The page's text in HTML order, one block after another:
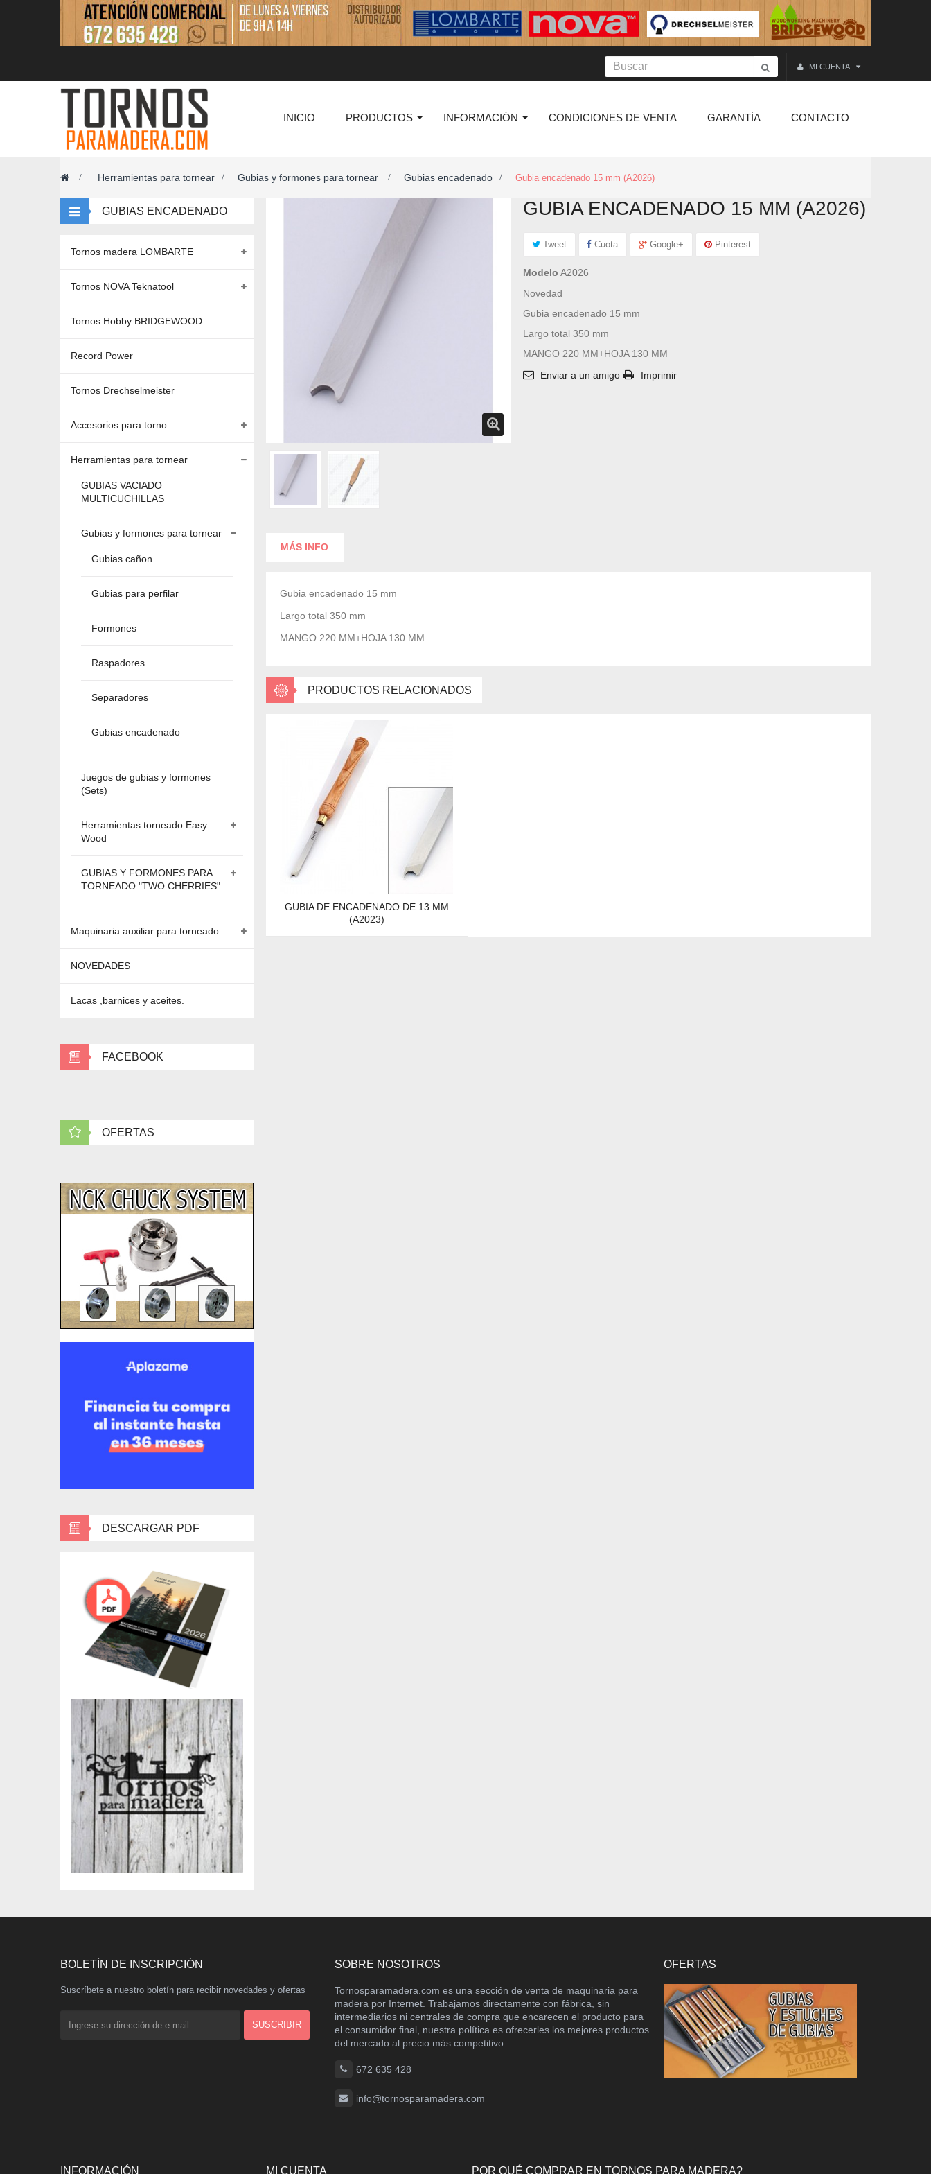
MI CUENTA
INICIO PRODUCTOS INFORMACIÓN CONDICIONES DE VENTA GARANTÍA CONTACTO
> Herramientas para tornear > Gubias y formones para tornear > Gubias encadenado > Gubia encadenado 15 mm (A2026)
GUBIAS ENCADENADO
Tornos madera LOMBARTE
Tornos NOVA Teknatool
Tornos Hobby BRIDGEWOOD
Record Power
Tornos Drechselmeister
Accesorios para torno
Herramientas para tornear
GUBIAS VACIADO
MULTICUCHILLAS
Gubias y formones para tornear
Gubias cañon
Gubias para perfilar
Formones
Raspadores
Separadores
Gubias encadenado
Juegos de gubias y formones
(Sets)
Herramientas torneado Easy
Wood
GUBIAS Y FORMONES PARA
TORNEADO "TWO CHERRIES"
Maquinaria auxiliar para torneado
NOVEDADES
Lacas ,barnices y aceites.
FACEBOOK
OFERTAS
DESCARGAR PDF
GUBIA ENCADENADO 15 MM (A2026)
Tweet Cuota Google+ Pinterest
Modelo A2026
Novedad
Gubia encadenado 15 mm
Largo total 350 mm
MANGO 220 MM+HOJA 130 MM
Enviar a un amigo
Imprimir
MÁS INFO
Gubia encadenado 15 mm
Largo total 350 mm
MANGO 220 MM+HOJA 130 MM
PRODUCTOS RELACIONADOS
GUBIA DE ENCADENADO DE 13 MM
(A2023)
BOLETÍN DE INSCRIPCIÓN
Suscríbete a nuestro boletín para recibir novedades y ofertas
SOBRE NOSOTROS
Tornosparamadera.com es una sección de venta de maquinaria para
madera por Internet. Trabajamos directamente con fábrica, sin
intermediarios ni centrales de compra que encarecen el producto para
el consumidor final, nuestra política es ofrecerles los mejores productos
del mercado al precio más competitivo.
672 635 428
info@tornosparamadera.com
OFERTAS
INFORMACIÓN MI CUENTA POR QUÉ COMPRAR EN TORNOS PARA MADERA?